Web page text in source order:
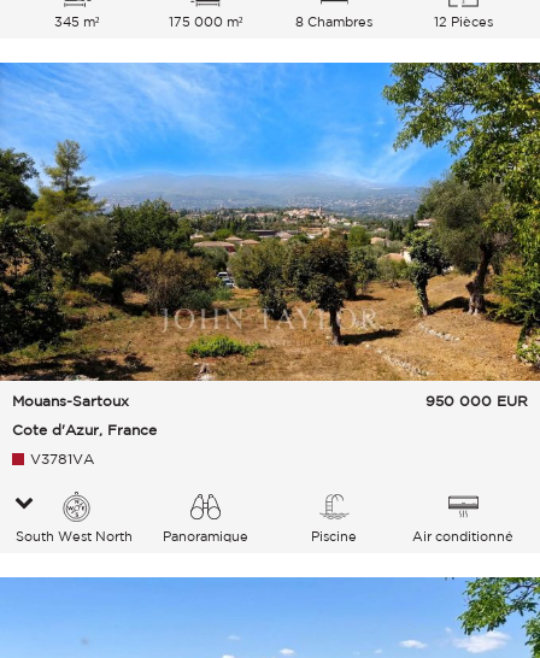
345 m² 175 000 m² 8 Chambres 12 Pièces
Mouans-Sartoux
Cote d'Azur, France
950 000 EUR
V3781VA
South West North
Panoramique
Piscine Air conditionné